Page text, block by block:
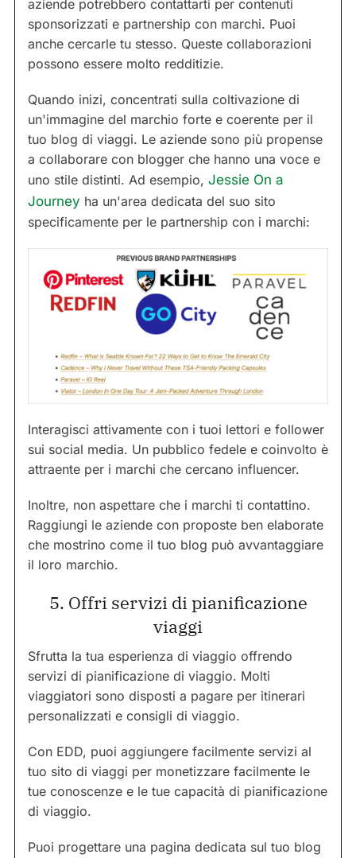
aziende potrebbero contattarti per contenuti
sponsorizzati e partnership con marchi. Puoi
anche cercarle tu stesso. Queste collaborazioni
possono essere molto redditizie.
Quando inizi, concentrati sulla coltivazione di
un'immagine del marchio forte e coerente per il
tuo blog di viaggi. Le aziende sono più propense
a collaborare con blogger che hanno una voce e
uno stile distinti. Ad esempio, Jessie On a
Journey ha un'area dedicata del suo sito
specificamente per le partnership con i marchi:
Interagisci attivamente con i tuoi lettori e follower
sui social media. Un pubblico fedele e coinvolto è
attraente per i marchi che cercano influencer.
Inoltre, non aspettare che i marchi ti contattino.
Raggiungi le aziende con proposte ben elaborate
che mostrino come il tuo blog può avvantaggiare
il loro marchio.
5. Offri servizi di pianificazione
viaggi
Sfrutta la tua esperienza di viaggio offrendo
servizi di pianificazione di viaggio. Molti
viaggiatori sono disposti a pagare per itinerari
personalizzati e consigli di viaggio.
Con EDD, puoi aggiungere facilmente servizi al
tuo sito di viaggi per monetizzare facilmente le
tue conoscenze e le tue capacità di pianificazione
di viaggio.
Puoi progettare una pagina dedicata sul tuo blog